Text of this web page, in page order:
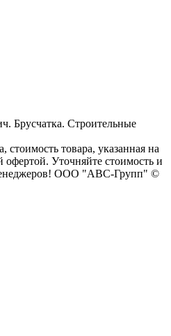
Брусчатка. Строительные
стоимость товара, указанная на
офертой. Уточняйте стоимость и
ООО "АВС-Групп" ©